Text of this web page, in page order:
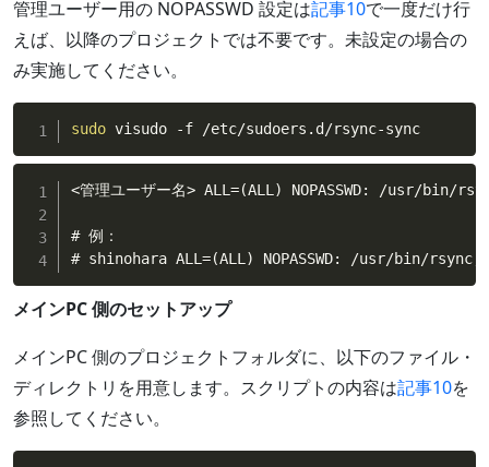
管理ユーザー用の NOPASSWD 設定は記事10で一度だけ行
えば、以降のプロジェクトでは不要です。未設定の場合の
み実施してください。
sudo visudo -f /etc/sudoers.d/rsync-sync
<管理ユーザー名> ALL=(ALL) NOPASSWD: /usr/
# 例：
# shinohara ALL=(ALL) NOPASSWD: /usr/bin/
メインPC 側のセットアップ
メインPC 側のプロジェクトフォルダに、以下のファイル・
ディレクトリを用意します。スクリプトの内容は記事10を
参照してください。